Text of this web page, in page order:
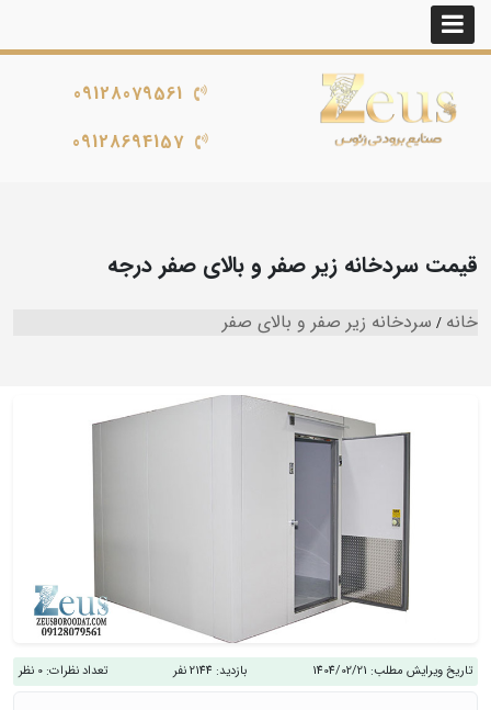
09128079561
09128694157
قیمت سردخانه زیر صفر و بالای صفر درجه
خانه سردخانه زیر صفر و بالای صفر
تاریخ ویرایش مطلب: 1404/02/21 بازدید: 2144 نفر تعداد نظرات: 0 نظر